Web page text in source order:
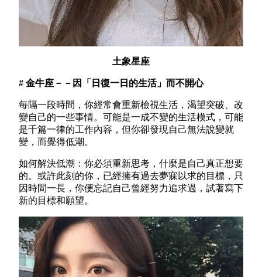
土象星座
# 金牛座－－因「日復一日的生活」而不開心
每隔一段時間，你經常會重新檢視生活，渴望突破、改
變自己的一些事情。可能是一成不變的生活模式，可能
是千篇一律的工作內容，但你卻發現自己無法說變就
變，而覺得低潮。
如何解決低潮：你必須重新思考，什麼是自己真正想要
的。或許此刻的你，已經擁有過去夢寐以求的目標，只
因時間一長，你便忘記自己曾經努力追求過，試著寫下
新的目標和願望。